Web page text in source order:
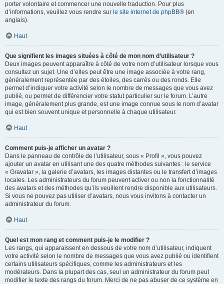
porter volontaire et commencer une nouvelle traduction. Pour plus
d’informations, veuillez vous rendre sur le site internet de phpBB® (en
anglais).
Haut
Que signifient les images situées à côté de mon nom d’utilisateur ?
Deux images peuvent apparaître à côté de votre nom d’utilisateur lorsque vous
consultez un sujet. Une d’elles peut être une image associée à votre rang,
généralement représentée par des étoiles, des carrés ou des ronds. Elle
permet d’indiquer votre activité selon le nombre de messages que vous avez
publié, ou permet de différencier votre statut particulier sur le forum. L’autre
image, généralement plus grande, est une image connue sous le nom d’avatar
qui est bien souvent unique et personnelle à chaque utilisateur.
Haut
Comment puis-je afficher un avatar ?
Dans le panneau de contrôle de l’utilisateur, sous « Profil », vous pouvez
ajouter un avatar en utilisant une des quatre méthodes suivantes : le service
« Gravatar », la galerie d’avatars, les images distantes ou le transfert d’images
locales. Les administrateurs du forum peuvent activer ou non la fonctionnalité
des avatars et des méthodes qu’ils veuillent rendre disponible aux utilisateurs.
Si vous ne pouvez pas utiliser d’avatars, nous vous invitons à contacter un
administrateur du forum.
Haut
Quel est mon rang et comment puis-je le modifier ?
Les rangs, qui apparaissent en dessous de votre nom d’utilisateur, indiquent
votre activité selon le nombre de messages que vous avez publié ou identifient
certains utilisateurs spécifiques, comme les administrateurs et les
modérateurs. Dans la plupart des cas, seul un administrateur du forum peut
modifier le texte des rangs du forum. Merci de ne pas abuser de ce système en